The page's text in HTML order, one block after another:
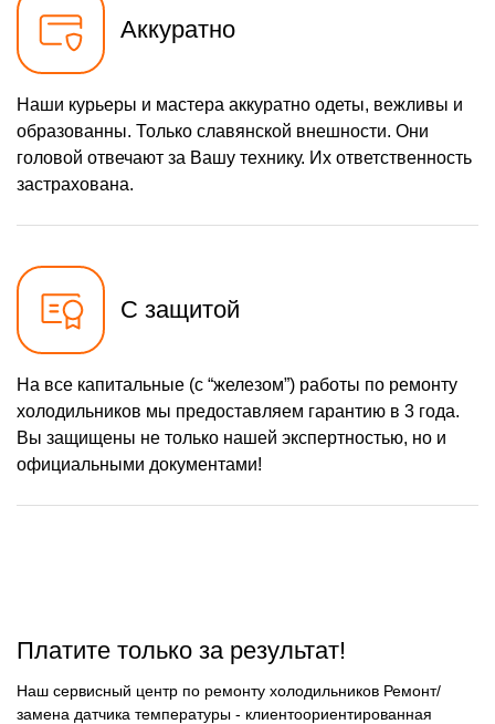
Аккуратно
Наши курьеры и мастера аккуратно одеты, вежливы и
образованны. Только славянской внешности. Они
головой отвечают за Вашу технику. Их ответственность
застрахована.
С защитой
На все капитальные (с “железом”) работы по ремонту
холодильников мы предоставляем гарантию в 3 года.
Вы защищены не только нашей экспертностью, но и
официальными документами!
Платите только за результат!
Наш сервисный центр по ремонту холодильников Ремонт/
замена датчика температуры - клиентоориентированная